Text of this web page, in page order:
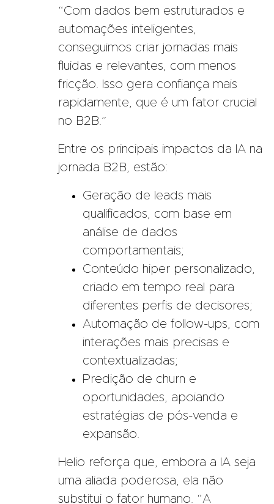
“Com dados bem estruturados e
automações inteligentes,
conseguimos criar jornadas mais
fluidas e relevantes, com menos
fricção. Isso gera confiança mais
rapidamente, que é um fator crucial
no B2B.”
Entre os principais impactos da IA na
jornada B2B, estão:
Geração de leads mais
qualificados, com base em
análise de dados
comportamentais;
Conteúdo hiper personalizado,
criado em tempo real para
diferentes perfis de decisores;
Automação de follow-ups, com
interações mais precisas e
contextualizadas;
Predição de churn e
oportunidades, apoiando
estratégias de pós-venda e
expansão.
Helio reforça que, embora a IA seja
uma aliada poderosa, ela não
substitui o fator humano. “A